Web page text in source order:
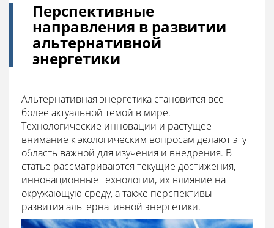
Перспективные
направления в развитии
альтернативной
энергетики
Альтернативная энергетика становится все
более актуальной темой в мире.
Технологические инновации и растущее
внимание к экологическим вопросам делают эту
область важной для изучения и внедрения. В
статье рассматриваются текущие достижения,
инновационные технологии, их влияние на
окружающую среду, а также перспективы
развития альтернативной энергетики.